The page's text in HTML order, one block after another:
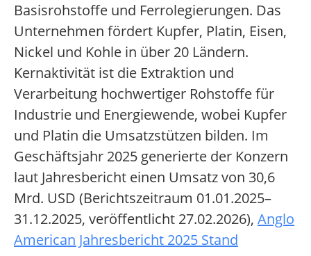
Basisrohstoffe und Ferrolegierungen. Das
Unternehmen fördert Kupfer, Platin, Eisen,
Nickel und Kohle in über 20 Ländern.
Kernaktivität ist die Extraktion und
Verarbeitung hochwertiger Rohstoffe für
Industrie und Energiewende, wobei Kupfer
und Platin die Umsatzstützen bilden. Im
Geschäftsjahr 2025 generierte der Konzern
laut Jahresbericht einen Umsatz von 30,6
Mrd. USD (Berichtszeitraum 01.01.2025–
31.12.2025, veröffentlicht 27.02.2026), Anglo
American Jahresbericht 2025 Stand